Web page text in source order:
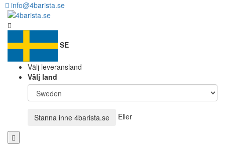
info@4barista.se
SE
Välj leveransland
Välj land
Stanna inne 4barista.se Eller